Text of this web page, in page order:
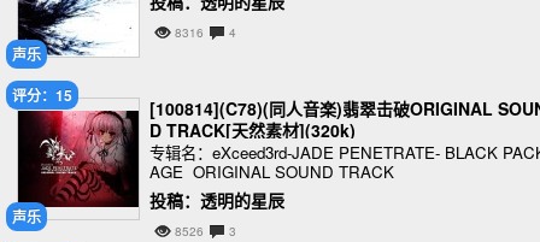
声乐
8316 4
声乐
评分：15
[100814](C78)(同人音楽)翡翠击破ORIGINAL
D TRACK[天然素材](320k)
专辑名：eXceed3rd-JADE PENETRATE- BLACK
AGE ORIGINAL SOUND TRACK
投稿：透明的星辰
8526 3